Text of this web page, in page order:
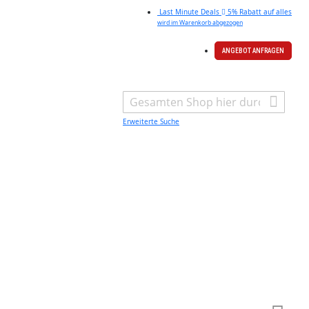
Last Minute Deals 5% Rabatt auf alles
wird im Warenkorb abgezogen
ANGEBOT ANFRAGEN
Erweiterte Suche